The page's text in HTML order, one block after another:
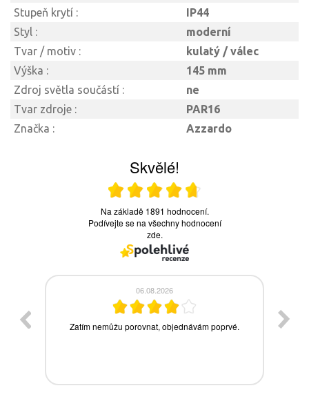
Stupeň krytí :
IP44
Styl :
moderní
Tvar / motiv :
kulatý / válec
Výška :
145 mm
Zdroj světla součástí :
ne
Tvar zdroje :
PAR16
Značka :
Azzardo